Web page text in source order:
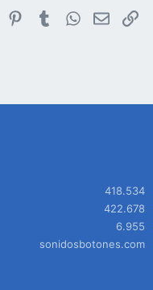
PinterestTumblrWhatsApp
Email
418.534
422.678
6.955
sonidosbotones.com